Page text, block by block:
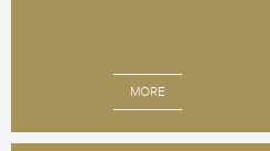
MORE